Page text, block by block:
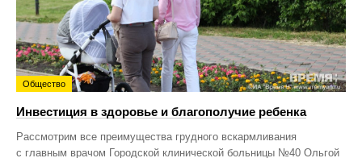
Общество
Инвестиция в здоровье и благополучие ребенка
Рассмотрим все преимущества грудного вскармливания
с главным врачом Городской клинической больницы №40 Ольгой